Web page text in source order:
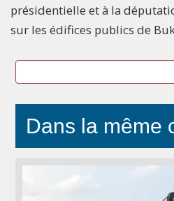
présidentielle et à la
sur les édifices publics de
Dans la même